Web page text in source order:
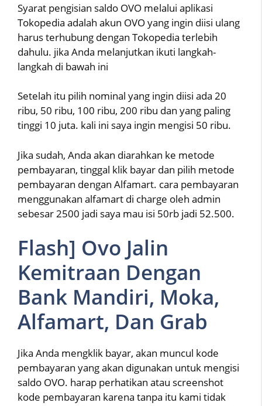
Syarat pengisian saldo OVO melalui aplikasi
Tokopedia adalah akun OVO yang ingin diisi ulang
harus terhubung dengan Tokopedia terlebih
dahulu. jika Anda melanjutkan ikuti langkah-
langkah di bawah ini
Setelah itu pilih nominal yang ingin diisi ada 20
ribu, 50 ribu, 100 ribu, 200 ribu dan yang paling
tinggi 10 juta. kali ini saya ingin mengisi 50 ribu.
Jika sudah, Anda akan diarahkan ke metode
pembayaran, tinggal klik bayar dan pilih metode
pembayaran dengan Alfamart. cara pembayaran
menggunakan alfamart di charge oleh admin
sebesar 2500 jadi saya mau isi 50rb jadi 52.500.
Flash] Ovo Jalin
Kemitraan Dengan
Bank Mandiri, Moka,
Alfamart, Dan Grab
Jika Anda mengklik bayar, akan muncul kode
pembayaran yang akan digunakan untuk mengisi
saldo OVO. harap perhatikan atau screenshot
kode pembayaran karena tanpa itu kami tidak